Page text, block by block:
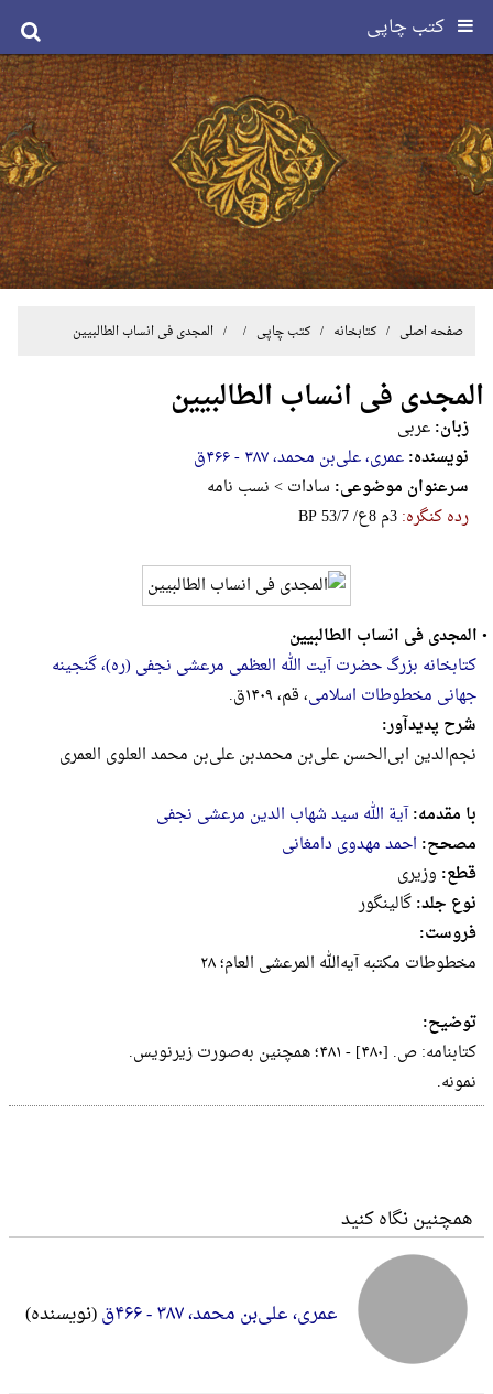
کتب چاپی
صفحه اصلی / کتابخانه /کتب چاپی / / المجدی فی انساب الطالبیین
المجدی فی انساب الطالبیین
زبان:عربی
نویسنده:عمری، ‌علی‌بن‌ محمد، ۳۸۷ - ۴۶۶ق‌
سرعنوان موضوعی: سادات > نسب نامه
رده کنگره:‎B‎‎‎P‎ ‎5‎3‎/‎7‎ ‎/‎ع‎8‎ ‎م‎3
•المجدی فی انساب الطالبیین
کتابخانه بزرگ حضرت آیت الله العظمی مرعشی نجفی (ره)، گنجینه
جهانی مخطوطات اسلامی، قم، ۱۴۰۹ق.
شرح پدیدآور:
نجم‌‌الدین‌ ‌ابی‌‌الحسن‌ ‌علی‌بن‌ محمدبن‌ ‌علی‌بن‌ محمد ‌العلو‌ی‌ ‌العمر‌ی‌
با مقدمه:آیة الله سید شهاب الدین مرعشی نجفی
مصحح: احمد مهدوی دامغانی
قطع: وزيرى
نوع جلد:گالینگور
فروست:
مخطوطات‌ مکتبه‌ ‌آیه‌‌الله‌ ‌المر‌عشی‌ ‌العام‌؛ ۲۸
توضیح:
کتابنامه‌: ص‌. [۴۸۰] - ۴۸۱؛ ‌همچنین‌ به‌صورت‌ زیرنویس‌.
نمونه.
همچنین نگاه کنید
عمری، ‌علی‌بن‌ محمد، ۳۸۷ - ۴۶۶ق‌ (نویسنده)